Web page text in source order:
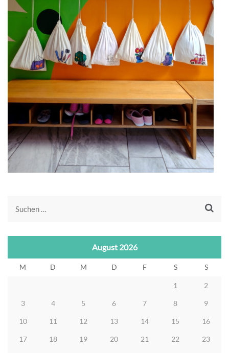
Suchen
August 2026
M D M D F S S
1 2
3 4 5 6 7 8 9
10 11 12 13 14 15 16
17 18 19 20 21 22 23